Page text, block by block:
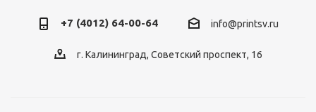
+7 (4012) 64-00-64 info@printsv.ru
г. Калининград, Советский проспект, 16